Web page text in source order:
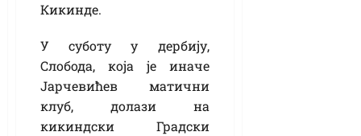
Кикинде.
У суботу у дербију,
Слобода, која је иначе
Јарчевићев матични
клуб, долази на
кикиндски Градски